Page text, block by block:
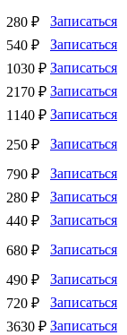
280 ₽
Записаться
540 ₽
Записаться
1030 ₽ Записаться
2170 ₽ Записаться
1140 ₽ Записаться
250 ₽
Записаться
790 ₽
Записаться
280 ₽
Записаться
440 ₽
Записаться
680 ₽
Записаться
490 ₽
Записаться
720 ₽
Записаться
3630 ₽ Записаться